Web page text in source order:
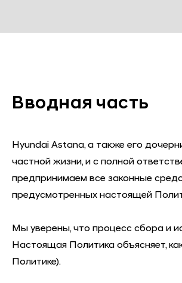
Вводная часть
Hyundai Astana, а также его
частной жизни, и с полной
предпринимаем все законные
предусмотренных настоящей
Мы уверены, что процесс сбора и
Настоящая Политика объясняет,
Политике).